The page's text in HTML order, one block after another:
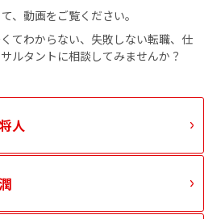
、動画をご覧ください。
てわからない、失敗しない転職、仕
ルタントに相談してみませんか？
人